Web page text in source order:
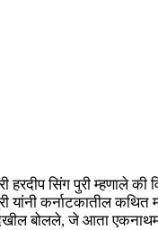
सिंग पुरी म्हणाले की
यांनी कर्नाटकातील
देखील बोलले, जे आता